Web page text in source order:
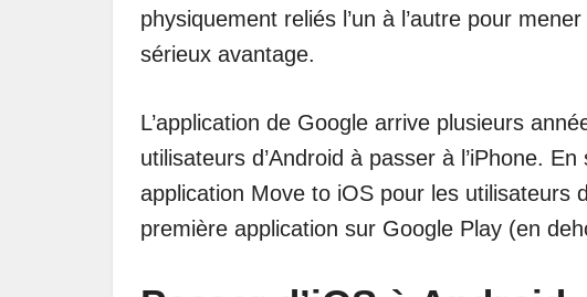
physiquement reliés l’un à l’autre pour
sérieux avantage.
L’application de Google arrive plusieurs
utilisateurs d’Android à passer à l’iPhone.
application Move to iOS pour les utilisateurs
première application sur Google Play (en